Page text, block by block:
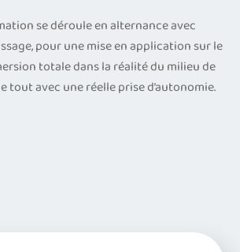
se déroule en alternance avec
pour une mise en application sur le
totale dans la réalité du milieu de
tout avec une réelle prise d’autonomie.